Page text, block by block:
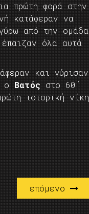
πρώτη φορά στην
κατάφεραν να
από την ομάδα
όλα αυτά
και γύρισαν
ο Βατός στο 60΄
ιστορική νίκη
επόμενο